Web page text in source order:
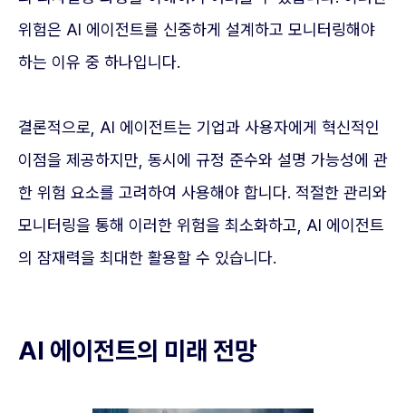
위험은 AI 에이전트를 신중하게 설계하고 모니터링해야
하는 이유 중 하나입니다.
결론적으로, AI 에이전트는 기업과 사용자에게 혁신적인
이점을 제공하지만, 동시에 규정 준수와 설명 가능성에 관
한 위험 요소를 고려하여 사용해야 합니다. 적절한 관리와
모니터링을 통해 이러한 위험을 최소화하고, AI 에이전트
의 잠재력을 최대한 활용할 수 있습니다.
AI 에이전트의 미래 전망